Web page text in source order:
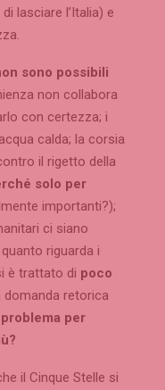
lasciare l’Italia) e
sono possibili
non collabora
con certezza; i
calda; la corsia
il rigetto della
solo per
importanti?);
ci siano
riguarda i
è trattato di poco
domanda retorica
per
il Cinque Stelle si